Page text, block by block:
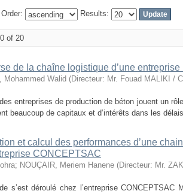
Order: Results:
of 20
de la chaîne logistique d’une
Mohammed Walid (Directeur: Mr. Fouad MALIKI /
entreprises de production de béton jouent un
beaucoup de capitaux et d’intérêts dans les
et calcul des performances d’une
CONCEPTSAC
; NOUÇAIR, Meriem Hanene (Directeur: Mr.
s’est déroulé chez l’entreprise CONCEPTSAC